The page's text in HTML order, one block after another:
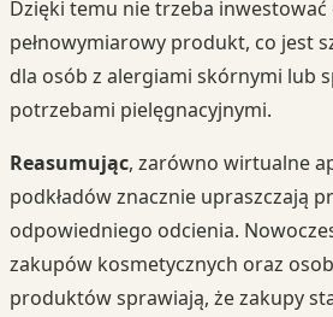
Dzięki temu nie trzeba
pełnowymiarowy produkt, co jest
dla osób z alergiami skórnymi lub
potrzebami pielęgnacyjnymi.
Reasumując, zarówno wirtualne
podkładów znacznie upraszczają
odpowiedniego odcienia.
zakupów kosmetycznych oraz
produktów sprawiają, że zakupy